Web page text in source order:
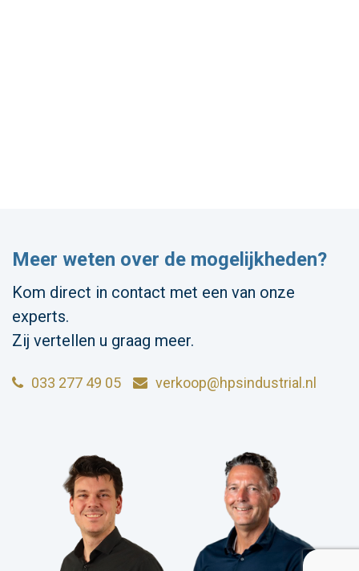
Meer weten over de mogelijkheden?
Kom direct in contact met een van onze
experts.
Zij vertellen u graag meer.
033 277 49 05 verkoop@hpsindustrial.nl